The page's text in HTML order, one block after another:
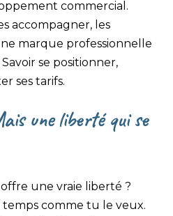
commercial.
accompagner, les
marque professionnelle
se positionner,
ses tarifs.
une liberté qui se
une vraie liberté ?
temps comme tu le veux.